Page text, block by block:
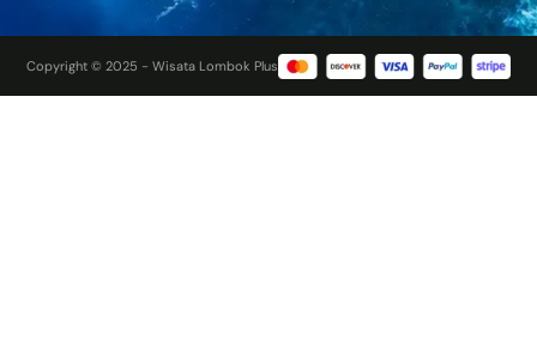
Copyright © 2025 - Wisata Lombok Plus